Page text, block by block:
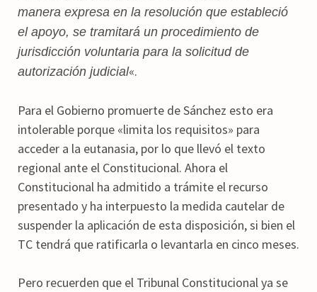
manera expresa en la resolución que estableció
el apoyo, se tramitará un procedimiento de
jurisdicción voluntaria para la solicitud de
autorización judicial«.
Para el Gobierno promuerte de Sánchez esto era
intolerable porque «limita los requisitos» para
acceder a la eutanasia, por lo que llevó el texto
regional ante el Constitucional. Ahora el
Constitucional ha admitido a trámite el recurso
presentado y ha interpuesto la medida cautelar de
suspender la aplicación de esta disposición, si bien el
TC tendrá que ratificarla o levantarla en cinco meses.
Pero recuerden que el Tribunal Constitucional ya se